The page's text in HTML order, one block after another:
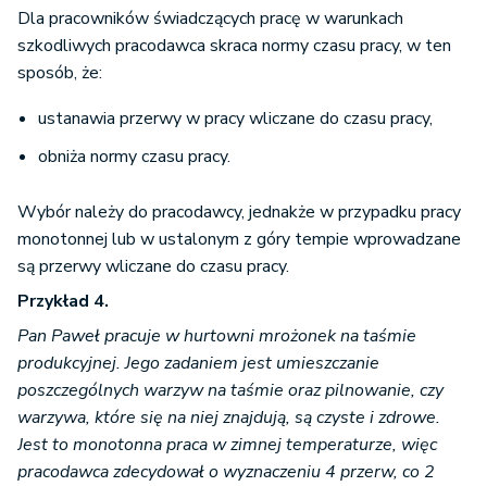
Dla pracowników świadczących pracę w warunkach
szkodliwych pracodawca skraca normy czasu pracy, w ten
sposób, że:
ustanawia przerwy w pracy wliczane do czasu pracy,
obniża normy czasu pracy.
Wybór należy do pracodawcy, jednakże w przypadku pracy
monotonnej lub w ustalonym z góry tempie wprowadzane
są przerwy wliczane do czasu pracy.
Przykład 4.
Pan Paweł pracuje w hurtowni mrożonek na taśmie
produkcyjnej. Jego zadaniem jest umieszczanie
poszczególnych warzyw na taśmie oraz pilnowanie, czy
warzywa, które się na niej znajdują, są czyste i zdrowe.
Jest to monotonna praca w zimnej temperaturze, więc
pracodawca zdecydował o wyznaczeniu 4 przerw, co 2